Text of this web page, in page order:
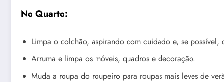
No Quarto:
Limpa o colchão, aspirando com cuidado e, se
Arruma e limpa os móveis, quadros e decoração.
Muda a roupa do roupeiro para roupas mais leves de